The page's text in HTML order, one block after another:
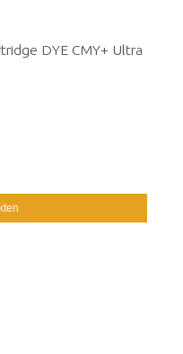
DYE CMY+ Ultra